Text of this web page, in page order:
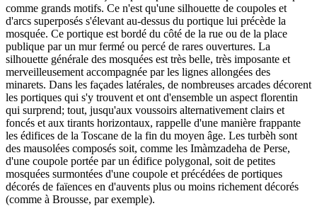
comme grands motifs. Ce n'est qu'une silhouette de coupoles et
d'arcs superposés s'élevant au-dessus du portique lui précède la
mosquée. Ce portique est bordé du côté de la rue ou de la place
publique par un mur fermé ou percé de rares ouvertures. La
silhouette générale des mosquées est très belle, très imposante et
merveilleusement accompagnée par les lignes allongées des
minarets. Dans les façades latérales, de nombreuses arcades décorent
les portiques qui s'y trouvent et ont d'ensemble un aspect florentin
qui surprend; tout, jusqu'aux voussoirs alternativement clairs et
foncés et aux tirants horizontaux, rappelle d'une manière frappante
les édifices de la Toscane de la fin du moyen âge. Les turbèh sont
des mausolées composés soit, comme les Imàmzadeha de Perse,
d'une coupole portée par un édifice polygonal, soit de petites
mosquées surmontées d'une coupole et précédées de portiques
décorés de faïences en d'auvents plus ou moins richement décorés
(comme à Brousse, par exemple).